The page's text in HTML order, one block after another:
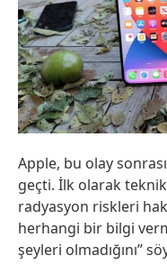
Apple, bu olay
geçti. İlk olarak
radyasyon riskleri
herhangi bir bilgi
şeyleri olmadığını”